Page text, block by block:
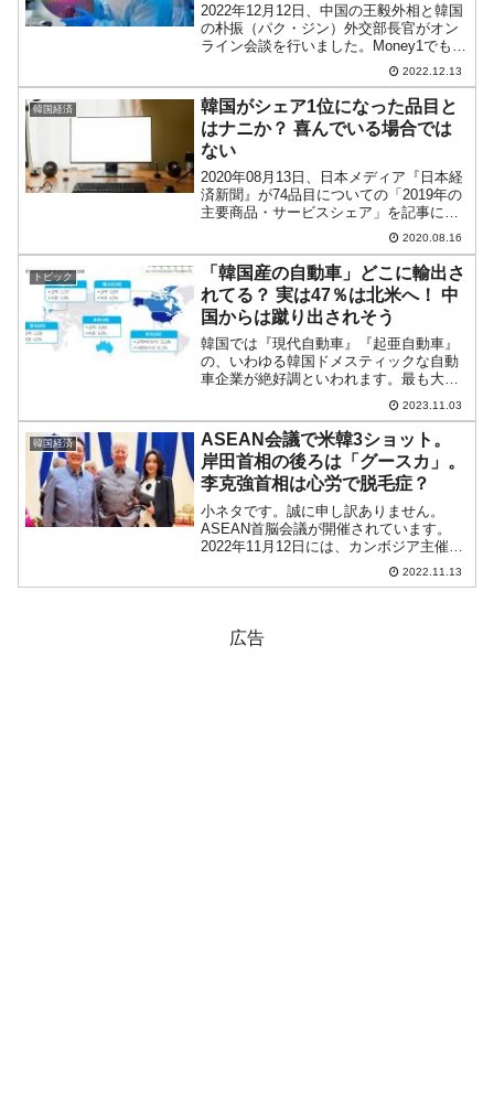
2022年12月12日、中国の王毅外相と韓国
の朴振（パク・ジン）外交部長官がオン
ライン会談を行いました。Money1でも何
度もご紹介していますが、アメリカ合衆
国は半導体をテコに、ホンイキで中国を
潰すつもりです。日本も合衆国から半導
体製造装置...
2022.12.13
韓国経済
韓国がシェア1位になった品目と
はナニか？ 喜んでいる場合では
ない
2020年08月13日、日本メディア『日本経
済新聞』が74品目についての「2019年の
主要商品・サービスシェア」を記事にし
ました。これは『オムディア』（イギリ
ス）『IDC』（アメリカ合衆国）などの
世界の調査会社のデータをまとめたも
の。韓国メ...
2020.08.16
トピック
「韓国産の自動車」どこに輸出さ
れてる？ 実は47％は北米へ！ 中
国からは蹴り出されそう
韓国では『現代自動車』『起亜自動車』
の、いわゆる韓国ドメスティックな自動
車企業が絶好調といわれます。最も大事
な半導体が不調に沈む中、輸出産業の中
で気を吐いています。コロナ禍、また車
載用半導体不足の反動がきているだけ、
という指摘もあるのですが...
2023.11.03
韓国経済
ASEAN会議で米韓3ショット。
岸田首相の後ろは「グースカ」。
李克強首相は心労で脱毛症？
小ネタです。誠に申し訳ありません。
ASEAN首脳会議が開催されています。
2022年11月12日には、カンボジア主催の
晩餐会があり、尹錫悦（ユン・ソギョ
ル）大統領夫妻も出席。アメリカ合衆
2022.11.13
広告